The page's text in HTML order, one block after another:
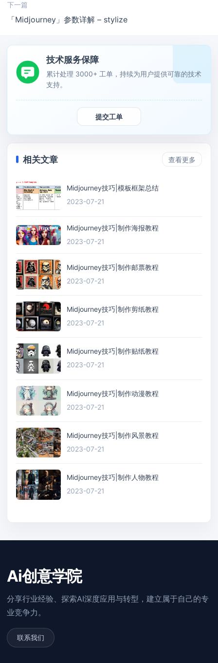
下一篇
「Midjourney」参数详解 – stylize
技术服务保障
累计处理 3000+ 工单，持续为用户提供可靠的技术
支持。
提交工单
相关文章 查看更多
Midjourney技巧|模板框架总结
2023-07-21
Midjourney技巧|制作海报教程
2023-07-21
Midjourney技巧|制作邮票教程
2023-07-21
Midjourney技巧|制作剪纸教程
2023-07-21
Midjourney技巧|制作贴纸教程
2023-07-21
Midjourney技巧|制作动漫教程
2023-07-21
Midjourney技巧|制作风景教程
2023-07-21
Midjourney技巧|制作人物教程
2023-07-21
Ai创意学院
分享行业经验、探索AI深度应用与转型，建立属于自己的专
业竞争力。
联系我们